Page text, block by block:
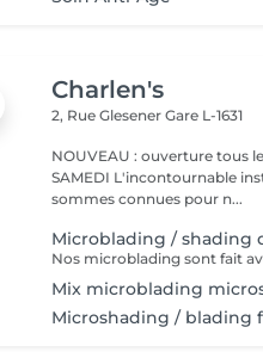
Charlen's
2, Rue GlesenerGare L-1631
NOUVEAU : ouverture tous
SAMEDI L'incontournable institut de beauté à Luxembourg. Nous
sommes connues pour n...
Microblading / shading
Mix microblading
Microshading / blading